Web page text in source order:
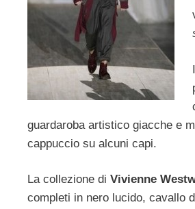
guardaroba artistico giacche e
cappuccio su alcuni capi.
La collezione di Vivienne
completi in nero lucido, cavallo